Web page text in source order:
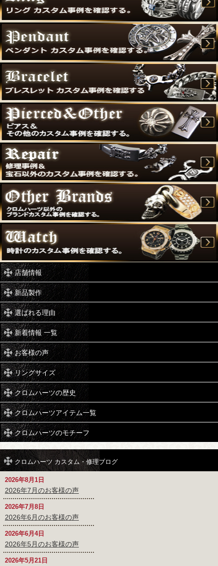
店舗情報
新品製作
選ばれる理由
新着情報 一覧
お客様の声
リングサイズ
クロムハーツの歴史
クロムハーツアイテム一覧
クロムハーツのモチーフ
クロムハーツ カスタム・修理ブログ
2026年8月1日
2026年7月のお客様の声
2026年7月8日
2026年6月のお客様の声
2026年6月4日
2026年5月のお客様の声
2026年5月21日